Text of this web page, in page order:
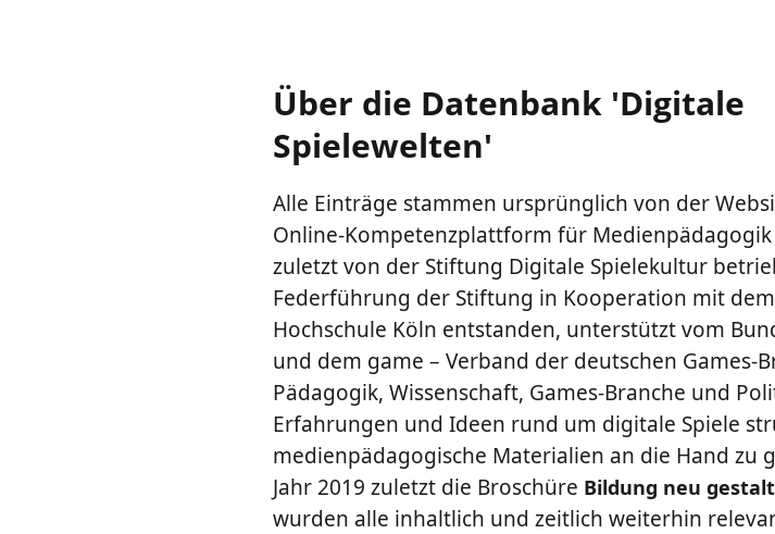
Über die Datenbank 'Digitale
Spielewelten'
Alle Einträge stammen ursprünglich von der
Online-Kompetenzplattform für
zuletzt von der Stiftung Digitale Spielekultur
Federführung der Stiftung in Kooperation mit
Hochschule Köln entstanden, unterstützt vom
und dem game – Verband der deutschen Games-
Pädagogik, Wissenschaft, Games-Branche und
Erfahrungen und Ideen rund um digitale Spiele
medienpädagogische Materialien an die Hand zu
Jahr 2019 zuletzt die Broschüre Bildung neu
wurden alle inhaltlich und zeitlich weiterhin